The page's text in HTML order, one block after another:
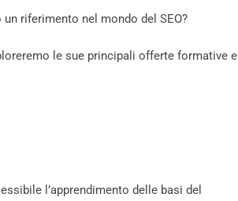
riferimento nel mondo del SEO?
le sue principali offerte formative
l’apprendimento delle basi del